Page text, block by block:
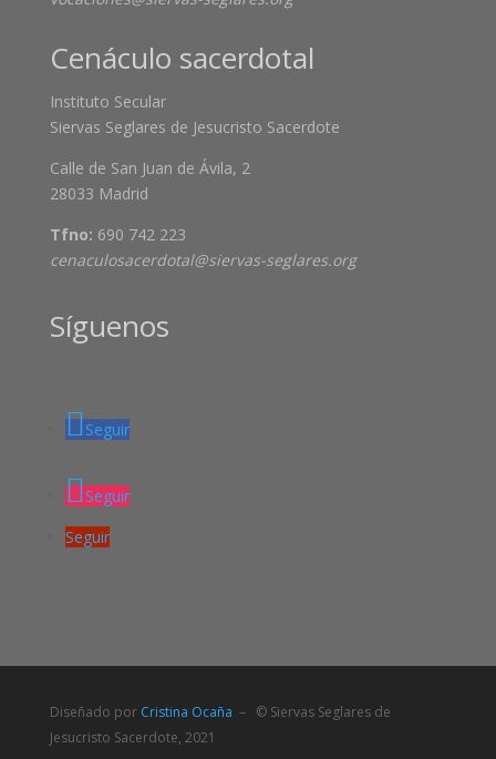
Cenáculo sacerdotal
Instituto Secular
Siervas Seglares de Jesucristo Sacerdote
Calle de San Juan de Ávila, 2
28033 Madrid
Tfno: 690 742 223
cenaculosacerdotal@siervas-seglares.org
Síguenos
Seguir
Seguir
Seguir
Diseñado por Cristina Ocaña – © Siervas Seglares de
Jesucristo Sacerdote, 2021